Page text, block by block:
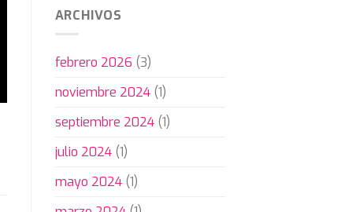
ARCHIVOS
febrero 2026 (3)
noviembre 2024(1)
septiembre 2024(1)
julio 2024(1)
mayo 2024(1)